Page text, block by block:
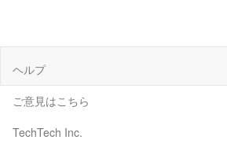
ヘルプ
ご意見はこちら
TechTech Inc.